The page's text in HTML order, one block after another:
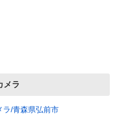
メラ
ラ/青森県弘前市